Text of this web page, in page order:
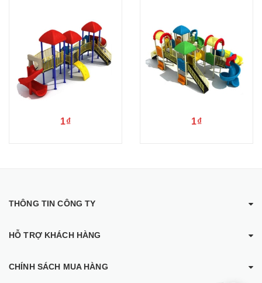
1₫ 1₫
THÔNG TIN CÔNG TY
HỖ TRỢ KHÁCH HÀNG
CHÍNH SÁCH MUA HÀNG